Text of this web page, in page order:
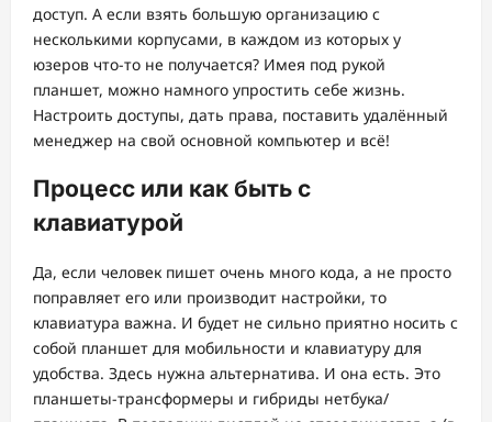
доступ. А если взять большую организацию с
несколькими корпусами, в каждом из которых у
юзеров что-то не получается? Имея под рукой
планшет, можно намного упростить себе жизнь.
Настроить доступы, дать права, поставить удалённый
менеджер на свой основной компьютер и всё!
Процесс или как быть с
клавиатурой
Да, если человек пишет очень много кода, а не просто
поправляет его или производит настройки, то
клавиатура важна. И будет не сильно приятно носить с
собой планшет для мобильности и клавиатуру для
удобства. Здесь нужна альтернатива. И она есть. Это
планшеты-трансформеры и гибриды нетбука/